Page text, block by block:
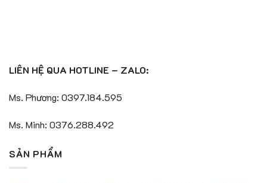
LIÊN HỆ QUA HOTLINE – ZALO:
Ms. Phương: 0397.184.595
Ms. Minh: 0376.288.492
SẢN PHẨM